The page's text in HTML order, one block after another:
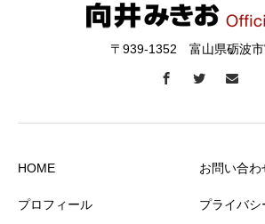
〒939-1352 富山県砺波市
HOME
プロフィール
お問い合わ
プライバシ